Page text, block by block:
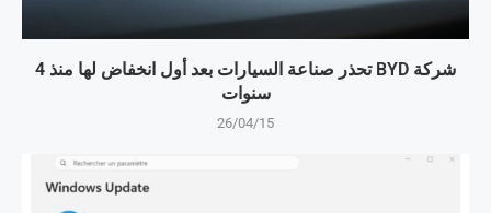
شركة BYD تحذر صناعة السيارات بعد أول انخفاض لها منذ 4
سنوات
26/04/15